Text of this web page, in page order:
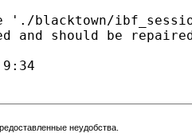
неудобства.